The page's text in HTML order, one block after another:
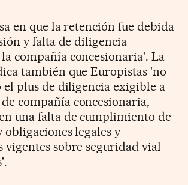
en que la retención fue debida
y falta de diligencia
compañía concesionaria'. La
también que Europistas 'no
el plus de diligencia exigible a
compañía concesionaria,
una falta de cumplimiento de
obligaciones legales y
vigentes sobre seguridad vial